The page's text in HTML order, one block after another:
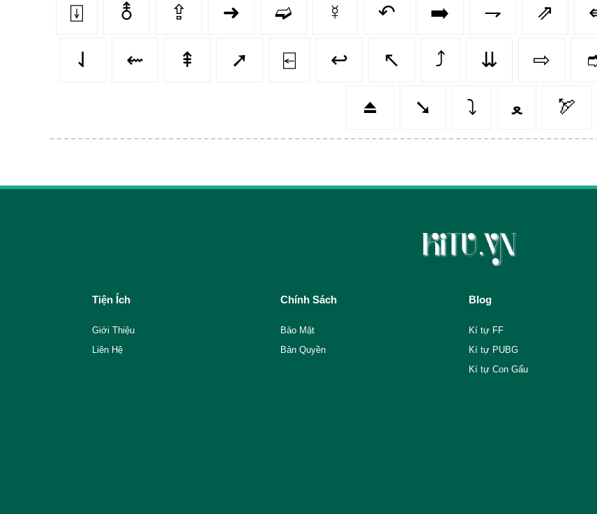
⍗ ⚨ ⇪ ➜ ➫ ☿ ↶ ➡️ ⇁ ⇗
⇃ ⇜ ⇞ ➚ ⍇ ↩️ ↖️ ⤴️ ⇊ ⇨
⏏️ ➘ ⤵️ ﻌ 🏹
Tiện Ích
Giới Thiệu
Liên Hệ
Chính Sách
Bảo Mật
Bản Quyền
Blog
Kí tự FF
Kí tự PUBG
Kí tự Con Gấu